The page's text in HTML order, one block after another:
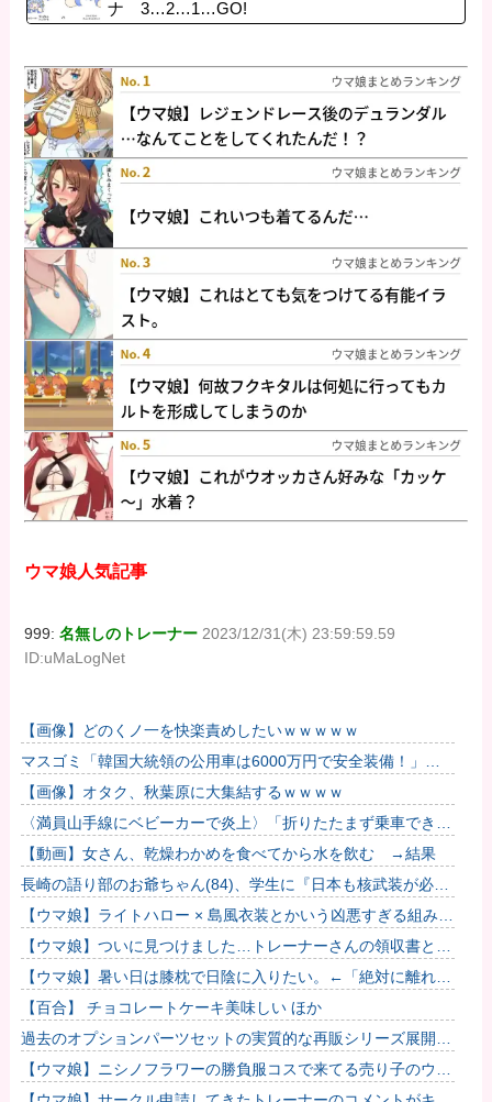
ナ 3…2…1…GO!
ウマ娘人気記事
999:名無しのトレーナー 2023/12/31(木) 23:59:59.59
ID:uMaLogNet
【画像】どのくノ一を快楽責めしたいｗｗｗｗｗ
マスゴミ「韓国大統領の公用車は6000万円で安全装備！」
「高市の公用車は3000万円で贅沢！」
【画像】オタク、秋葉原に大集結するｗｗｗｗ
〈満員山手線にベビーカーで炎上〉「折りたたまず乗車でき
る」はずなのに…JR東日本が示した見解
【動画】女さん、乾燥わかめを食べてから水を飲む →結果
長崎の語り部のお爺ちゃん(84)、学生に『日本も核武装が必
要』と言われびっくり
【ウマ娘】ライトハロー × 島風衣装とかいう凶悪すぎる組み合
わせｗｗｗ「大変なことに…」
【ウマ娘】ついに見つけました…トレーナーさんの領収書と給
与明細！！
【ウマ娘】暑い日は膝枕で日陰に入りたい。←「絶対に離れた
くない場所だな」
【百合】 チョコレートケーキ美味しい ほか
過去のオプションパーツセットの実質的な再販シリーズ展開止
まるの早すぎない？
【ウマ娘】ニシノフラワーの勝負服コスで来てる売り子のウマ
娘！？